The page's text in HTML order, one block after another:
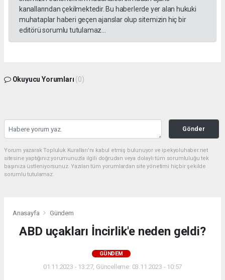
kanallarından çekilmektedir. Bu haberlerde yer alan hukuki
muhataplar haberi geçen ajanslar olup sitemizin hiç bir
editörü sorumlu tutulamaz...
Okuyucu Yorumları (0)
Gönder
Yorum yazarak Topluluk Kuralları’nı kabul etmiş bulunuyor ve ipekyoluhaber.net
sitesine yaptığınız yorumunuzla ilgili doğrudan veya dolaylı tüm sorumluluğu tek
başınıza üstleniyorsunuz. Yazılan tüm yorumlardan site yönetimi hiçbir şekilde
sorumlu tutulamaz.
Anasayfa Gündem
ABD uçakları İncirlik'e neden geldi?
GÜNDEM
01.11.2023 - 13:27, Güncelleme: 03.11.2023 - 10:57